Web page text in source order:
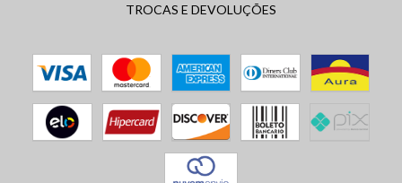
TROCAS E DEVOLUÇÕES